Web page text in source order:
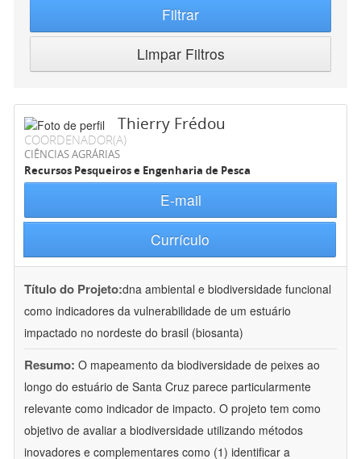
Filtrar
Limpar Filtros
Thierry Frédou
COORDENADOR(A)
CIÊNCIAS AGRÁRIAS
Recursos Pesqueiros e Engenharia de Pesca
E-mail
Currículo
Título do Projeto:dna ambiental e biodiversidade funcional
como indicadores da vulnerabilidade de um estuário
impactado no nordeste do brasil (biosanta)
Resumo: O mapeamento da biodiversidade de peixes ao
longo do estuário de Santa Cruz parece particularmente
relevante como indicador de impacto. O projeto tem como
objetivo de avaliar a biodiversidade utilizando métodos
inovadores e complementares como (1) identificar a